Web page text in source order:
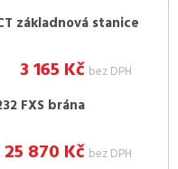
základnová stanice
3 165 Kč bez DPH
FXS brána
25 870 Kč bez DPH